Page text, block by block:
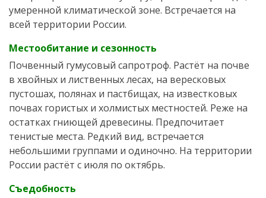
умеренной климатической зоне. Встречается на
всей территории России.
Местообитание и сезонность
Почвенный гумусовый сапротроф. Растёт на почве
в хвойных и лиственных лесах, на вересковых
пустошах, полянах и пастбищах, на известковых
почвах гористых и холмистых местностей. Реже на
остатках гниющей древесины. Предпочитает
тенистые места. Редкий вид, встречается
небольшими группами и одиночно. На территории
России растёт с июля по октябрь.
Съедобность